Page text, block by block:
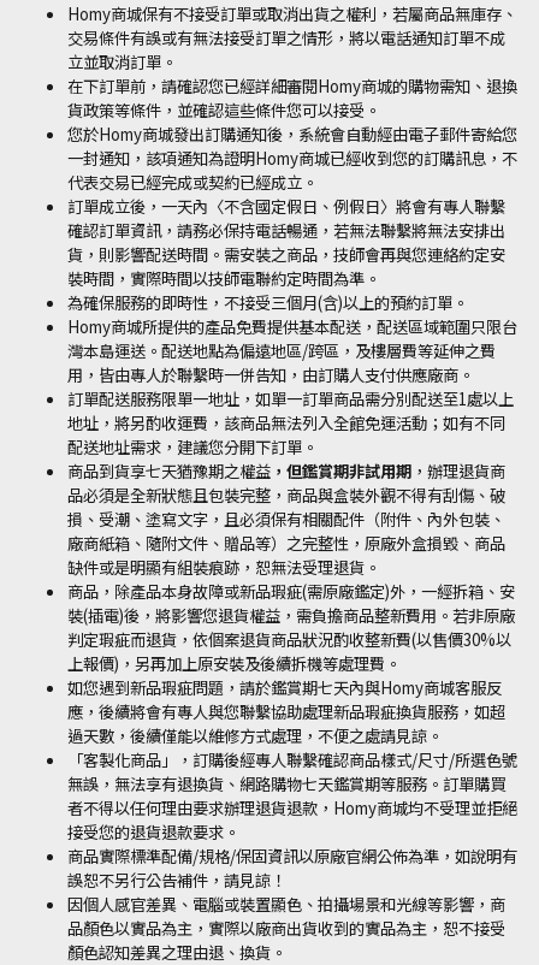
Homy商城保有不接受訂單或取消出貨之權利，若屬商品無庫存、
交易條件有誤或有無法接受訂單之情形，將以電話通知訂單不成
立並取消訂單。
在下訂單前，請確認您已經詳細審閱Homy商城的購物需知、退換
貨政策等條件，並確認這些條件您可以接受。
您於Homy商城發出訂購通知後，系統會自動經由電子郵件寄給您
一封通知，該項通知為證明Homy商城已經收到您的訂購訊息，不
代表交易已經完成或契約已經成立。
訂單成立後，一天內〈不含國定假日、例假日〉將會有專人聯繫
確認訂單資訊，請務必保持電話暢通，若無法聯繫將無法安排出
貨，則影響配送時間。需安裝之商品，技師會再與您連絡約定安
裝時間，實際時間以技師電聯約定時間為準。
為確保服務的即時性，不接受三個月(含)以上的預約訂單。
Homy商城所提供的產品免費提供基本配送，配送區域範圍只限台
灣本島運送。配送地點為偏遠地區/跨區，及樓層費等延伸之費
用，皆由專人於聯繫時一併告知，由訂購人支付供應廠商。
訂單配送服務限單一地址，如單一訂單商品需分別配送至1 處以上
地址，將另酌收運費，該商品無法列入全館免運活動；如有不同
配送地址需求，建議您分開下訂單。
商品到貨享七天猶豫期之權益 ， 但鑑賞期非試用期 ，辦理退貨商
品必須是全新狀態且包裝完整，商品與盒裝外觀不得有刮傷、破
損、受潮、塗寫文字，且必須保有相關配件（附件、內外包裝、
廠商紙箱、隨附文件、贈品等）之完整性，原廠外盒損毀、商品
缺件或是明顯有組裝痕跡，恕無法受理退貨。
商品，除產品本身故障或新品瑕疵(需原廠鑑定)外，一經拆箱、安
裝(插電)後，將影響您退貨權益，需負擔商品整新費用。若非原廠
判定瑕疵而退貨，依個案退貨商品狀況酌收整新費(以售價30%以
上報價) ，另再加上原安裝及後續拆機等處理費。
如您遇到新品瑕疵問題，請於鑑賞期七天內與Homy商城客服反
應，後續將會有專人與您聯繫協助處理新品瑕疵換貨服務，如超
過天數，後續僅能以維修方式處理，不便之處請見諒。
「客製化商品」，訂購後經專人聯繫確認商品樣式/尺寸/所選色號
無誤，無法享有退換貨、網路購物七天鑑賞期等服務。訂單購買
者不得以任何理由要求辦理退貨退款， Homy商城均不受理並拒絕
接受您的退貨退款要求。
商品實際標準配備/規格/保固資訊以原廠官網公佈為準，如說明有
誤恕不另行公告補件，請見諒！
因個人感官差異、電腦或裝置顯色、拍攝場景和光線等影響，商
品顏色以實品為主，實際以廠商出貨收到的實品為主，恕不接受
顏色認知差異之理由退、換貨。